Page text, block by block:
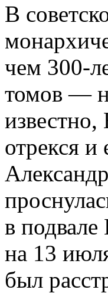
В
чем 300-
томов —
известно,
отрекся
в подвале
на 13
был